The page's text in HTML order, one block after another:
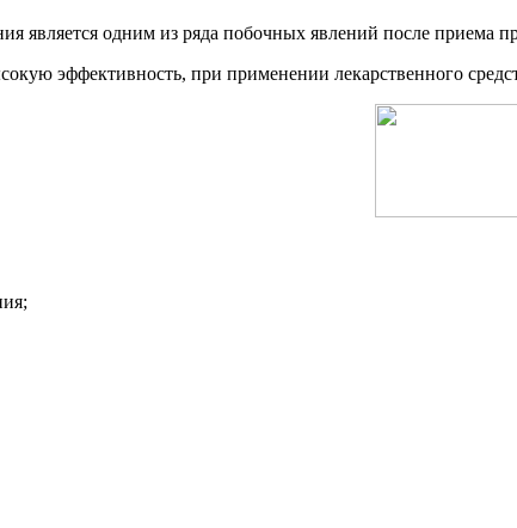
является одним из ряда побочных явлений после приема
эффективность, при применении лекарственного